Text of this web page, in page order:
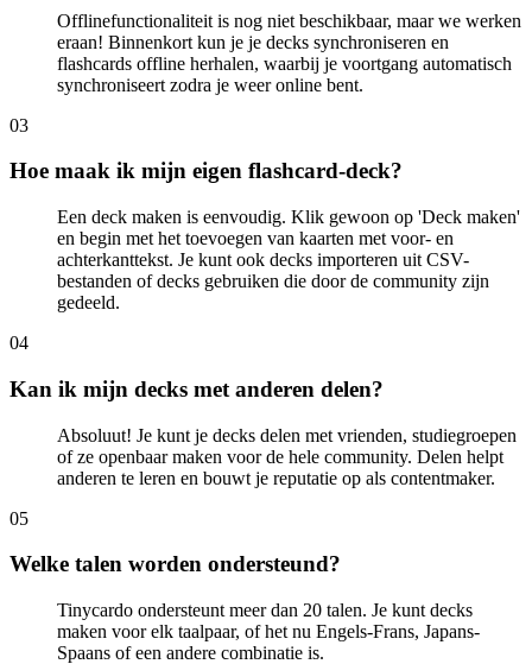
Offlinefunctionaliteit is nog niet beschikbaar, maar we werken
eraan! Binnenkort kun je je decks synchroniseren en
flashcards offline herhalen, waarbij je voortgang automatisch
synchroniseert zodra je weer online bent.
03
Hoe maak ik mijn eigen flashcard-deck?
Een deck maken is eenvoudig. Klik gewoon op 'Deck maken'
en begin met het toevoegen van kaarten met voor- en
achterkanttekst. Je kunt ook decks importeren uit CSV-
bestanden of decks gebruiken die door de community zijn
gedeeld.
04
Kan ik mijn decks met anderen delen?
Absoluut! Je kunt je decks delen met vrienden, studiegroepen
of ze openbaar maken voor de hele community. Delen helpt
anderen te leren en bouwt je reputatie op als contentmaker.
05
Welke talen worden ondersteund?
Tinycardo ondersteunt meer dan 20 talen. Je kunt decks
maken voor elk taalpaar, of het nu Engels-Frans, Japans-
Spaans of een andere combinatie is.